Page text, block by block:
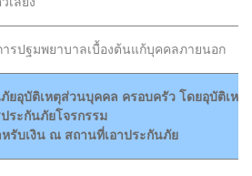
ารปฐมพยาบาลเบื้องต้นแก้บุคคลภายนอก
ยอุบัติเหตุส่วนบุคคล ครอบครัว โดยอุบัติเหตุ
ระกันภัยโจรกรรม
รับเงิน ณ สถานที่เอาประกันภัย